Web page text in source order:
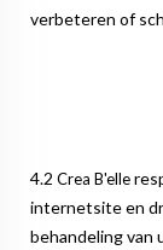
verbeteren of
4.2 Crea B'elle
internetsite en
behandeling van